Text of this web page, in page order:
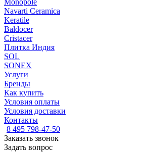
Navarti Ceramica
Keratile
Baldocer
Cristacer
Плитка Индия
SOL
SONEX
Услуги
Бренды
Как купить
Условия оплаты
Условия доставки
Контакты
8 495 798-47-50
Заказать звонок
Задать вопрос